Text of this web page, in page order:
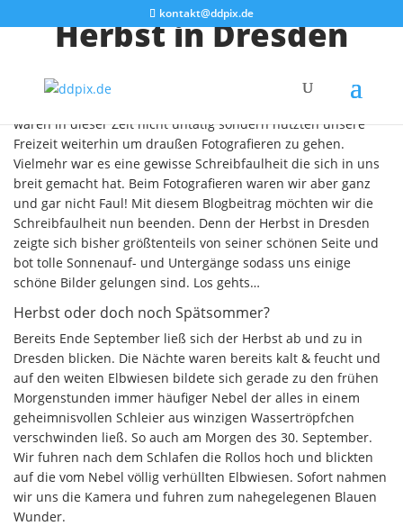
kontakt@ddpix.de
Herbst in Dresden
In den letzten Monaten war es hier im Blog etwas ruhig. Wir
waren in dieser Zeit nicht untätig sondern nutzten unsere
Freizeit weiterhin um draußen Fotografieren zu gehen.
Vielmehr war es eine gewisse Schreibfaulheit die sich in uns
breit gemacht hat. Beim Fotografieren waren wir aber ganz
und gar nicht Faul! Mit diesem Blogbeitrag möchten wir die
Schreibfaulheit nun beenden. Denn der Herbst in Dresden
zeigte sich bisher größtenteils von seiner schönen Seite und
bot tolle Sonnenauf- und Untergänge sodass uns einige
schöne Bilder gelungen sind. Los gehts…
Herbst oder doch noch Spätsommer?
Bereits Ende September ließ sich der Herbst ab und zu in
Dresden blicken. Die Nächte waren bereits kalt & feucht und
auf den weiten Elbwiesen bildete sich gerade zu den frühen
Morgenstunden immer häufiger Nebel der alles in einem
geheimnisvollen Schleier aus winzigen Wassertröpfchen
verschwinden ließ. So auch am Morgen des 30. September.
Wir fuhren nach dem Schlafen die Rollos hoch und blickten
auf die vom Nebel völlig verhüllten Elbwiesen. Sofort nahmen
wir uns die Kamera und fuhren zum nahegelegenen Blauen
Wunder.